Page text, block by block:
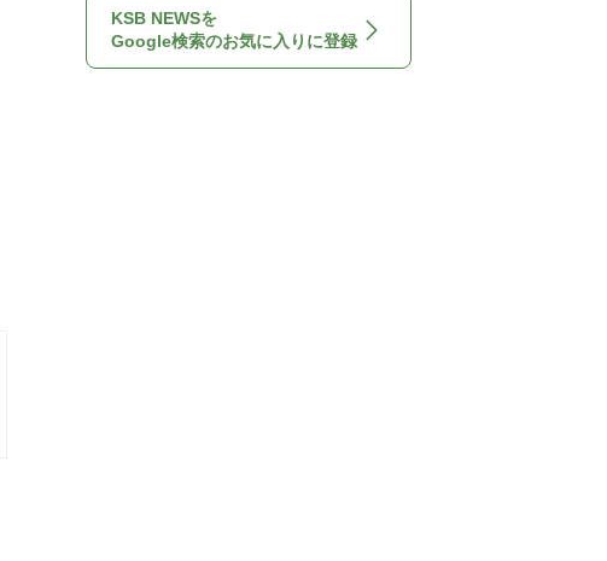
KSB NEWSを
Google検索のお気に入りに登録